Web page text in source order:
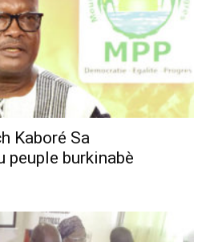
Kaboré Sa
peuple burkinabè